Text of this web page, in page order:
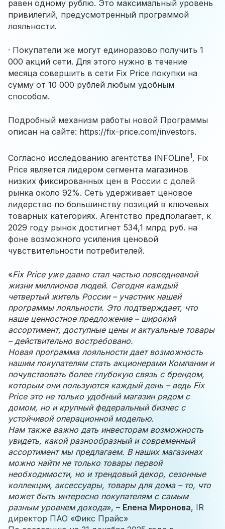
равен одному рублю. Это максимальный уровень
привилегий, предусмотренный программой
лояльности.
· Покупатели же могут единоразово получить 1
000 акций сети. Для этого нужно в течение
месяца совершить в сети Fix Price покупки на
сумму от 10 000 рублей любым удобным
способом.
Подробный механизм работы новой Программы
описан на сайте: https://fix-price.com/investors.
Согласно исследованию агентства INFOLine1, Fix
Price является лидером сегмента магазинов
низких фиксированных цен в России с долей
рынка около 92%. Сеть удерживает ценовое
лидерство по большинству позиций в ключевых
товарных категориях. Агентство предполагает, к
2029 году рынок достигнет 534,1 млрд руб. на
фоне возможного усиления ценовой
чувствительности потребителей.
«Fix Price уже давно стал частью повседневной
жизни миллионов людей. Сегодня каждый
четвертый житель России – участник нашей
программы лояльности. Это подтверждает, что
наше ценностное предложение – широкий
ассортимент, доступные цены и актуальные товары
– действительно востребовано.
Новая программа лояльности дает возможность
нашим покупателям стать акционерами Компании и
почувствовать более глубокую связь с брендом,
которым они пользуются каждый день – ведь Fix
Price это не только удобный магазин рядом с
домом, но и крупный федеральный бизнес с
устойчивой операционной моделью.
Нам также важно дать инвесторам возможность
увидеть, какой разнообразный и современный
ассортимент мы предлагаем. В наших магазинах
можно найти не только товары первой
необходимости, но и трендовый декор, сезонные
коллекции, аксессуары, товары для дома – то, что
может быть интересно покупателям с самым
разным уровнем дохода», – Елена Миронова, IR
директор ПАО «Фикс Прайс»